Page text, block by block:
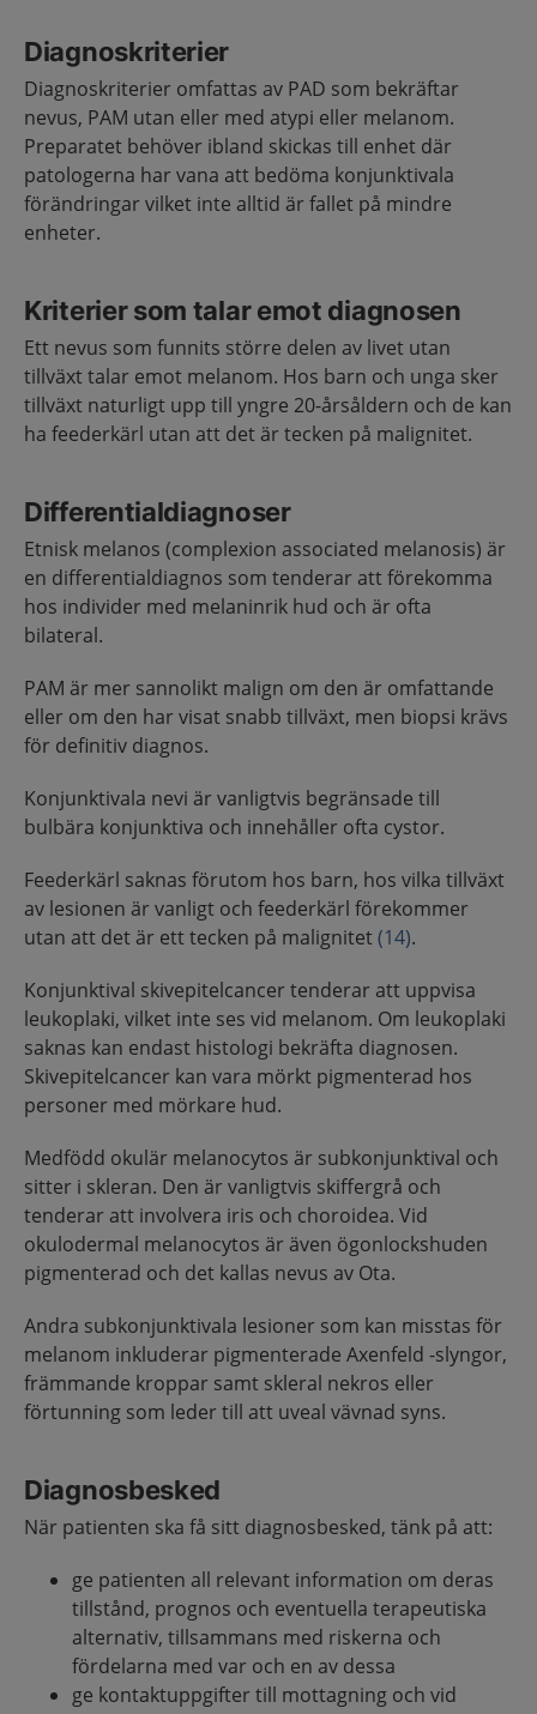
Diagnoskriterier
Diagnoskriterier omfattas av PAD som bekräftar
nevus, PAM utan eller med atypi eller melanom.
Preparatet behöver ibland skickas till enhet där
patologerna har vana att bedöma konjunktivala
förändringar vilket inte alltid är fallet på mindre
enheter.
Kriterier som talar emot diagnosen
Ett nevus som funnits större delen av livet utan
tillväxt talar emot melanom. Hos barn och unga sker
tillväxt naturligt upp till yngre 20-årsåldern och de kan
ha feederkärl utan att det är tecken på malignitet.
Differentialdiagnoser
Etnisk melanos (complexion associated melanosis) är
en differentialdiagnos som tenderar att förekomma
hos individer med melaninrik hud och är ofta
bilateral.
PAM är mer sannolikt malign om den är omfattande
eller om den har visat snabb tillväxt, men biopsi krävs
för definitiv diagnos.
Konjunktivala nevi är vanligtvis begränsade till
bulbära konjunktiva och innehåller ofta cystor.
Feederkärl saknas förutom hos barn, hos vilka tillväxt
av lesionen är vanligt och feederkärl förekommer
utan att det är ett tecken på malignitet(14).
Konjunktival skivepitelcancer tenderar att uppvisa
leukoplaki, vilket inte ses vid melanom. Om leukoplaki
saknas kan endast histologi bekräfta diagnosen.
Skivepitelcancer kan vara mörkt pigmenterad hos
personer med mörkare hud.
Medfödd okulär melanocytos är subkonjunktival och
sitter i skleran. Den är vanligtvis skiffergrå och
tenderar att involvera iris och choroidea. Vid
okulodermal melanocytos är även ögonlockshuden
pigmenterad och det kallas nevus av Ota.
Andra subkonjunktivala lesioner som kan misstas för
melanom inkluderar pigmenterade Axenfeld -slyngor,
främmande kroppar samt skleral nekros eller
förtunning som leder till att uveal vävnad syns.
Diagnosbesked
När patienten ska få sitt diagnosbesked, tänk på att:
ge patienten all relevant information om deras
tillstånd, prognos och eventuella terapeutiska
alternativ, tillsammans med riskerna och
fördelarna med var och en av dessa
ge kontaktuppgifter till mottagning och vid